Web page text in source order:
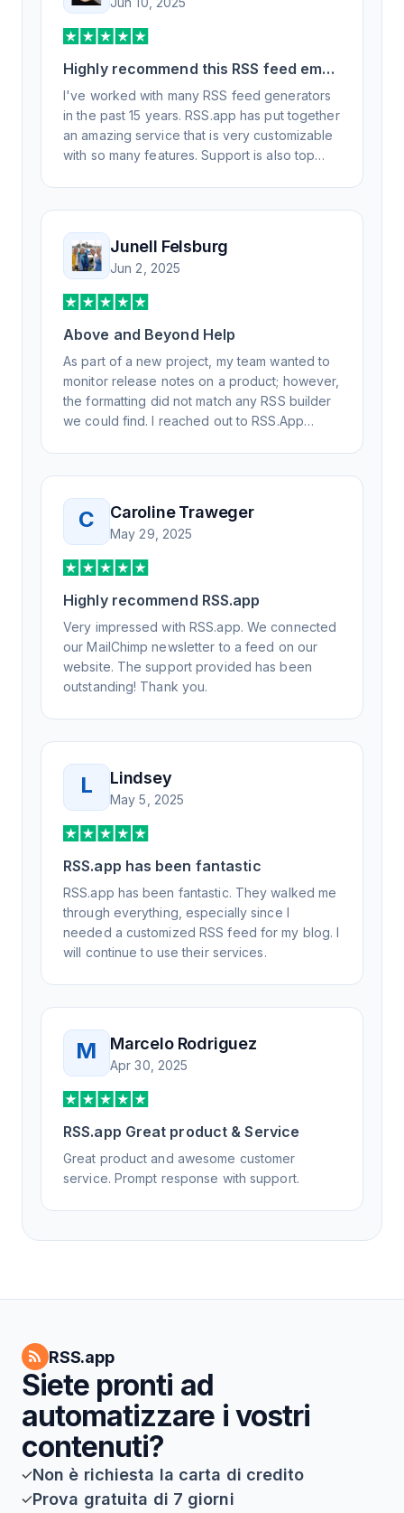
Highly recommend this RSS feed email
/ widget generator service.
I've worked with many RSS feed generators
in the past 15 years. RSS.app has put together
an amazing service that is very customizable
with so many features. Support is also top
professionally. Highly recommend for all your
RSS feed needs. Our trucking news hub
website couldn't work without it. Thank you.
Junell Felsburg
Jun 2, 2025
Above and Beyond Help
As part of a new project, my team wanted to
monitor release notes on a product; however,
the formatting did not match any RSS builder
we could find. I reached out to RSS.App
day, but I spoke to someone who was
knowledgeable, kind, and clearly wanted to
understand the issue. It has been a few
weeks, but after many revisions and direct
support, all of my release notes are in a way
that my users understand and find value in.
Honestly, it has been an exceptional
experience, and I will be pushing everyone I
know to RSS.app for their RSS needs.
C Caroline Traweger
May 29, 2025
Highly recommend RSS.app
Very impressed with RSS.app. We connected
our MailChimp newsletter to a feed on our
website. The support provided has been
outstanding! Thank you.
L Lindsey
May 5, 2025
RSS.app has been fantastic
RSS.app has been fantastic. They walked me
through everything, especially since I
needed a customized RSS feed for my blog. I
will continue to use their services.
M Marcelo Rodriguez
Apr 30, 2025
RSS.app Great product & Service
Great product and awesome customer
service. Prompt response with support.
RSS.app
Siete pronti ad
automatizzare i vostri
contenuti?
Non è richiesta la carta di credito
Prova gratuita di 7 giorni